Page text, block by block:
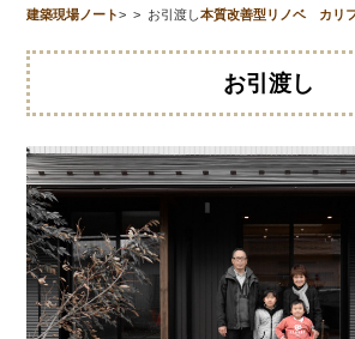
建築現場ノート>
本質改善型リノベ カリ
> お引渡し
お引渡し